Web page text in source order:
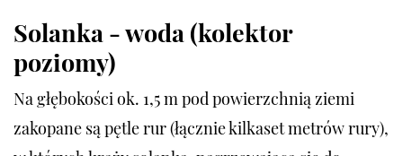
Solanka - woda (kolektor
poziomy)
Na głębokości ok. 1,5 m pod powierzchnią ziemi
zakopane są pętle rur (łącznie kilkaset metrów rury),